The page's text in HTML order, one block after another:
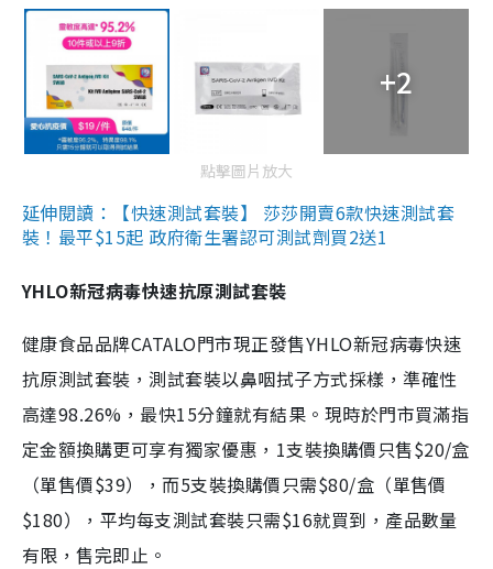
+2
點擊圖片放大
延伸閱讀：【快速測試套裝】 莎莎開賣6款快速測試套
裝！最平$15起 政府衛生署認可測試劑買2送1
YHLO新冠病毒快速抗原測試套裝
健康食品品牌CATALO門市現正發售YHLO新冠病毒快速
抗原測試套裝，測試套裝以鼻咽拭子方式採樣，準確性
高達98.26%，最快15分鐘就有結果。現時於門市買滿指
定金額換購更可享有獨家優惠，1支裝換購價只售$20/盒
（單售價$39），而5支裝換購價只需$80/盒（單售價
$180），平均每支測試套裝只需$16就買到，產品數量
有限，售完即止。